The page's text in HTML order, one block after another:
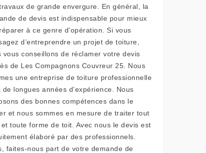
de grande envergure. En général, la
de devis est indispensable pour mieux
à ce genre d’opération. Si vous
d’entreprendre un projet de toiture,
vous conseillons de réclamer votre devis
de Les Compagnons Couvreur 25. Nous
une entreprise de toiture professionnelle
de longues années d’expérience. Nous
des bonnes compétences dans le
et nous sommes en mesure de traiter tout
toute forme de toit. Avec nous le devis est
élaboré par des professionnels.
faites-nous part de votre demande de